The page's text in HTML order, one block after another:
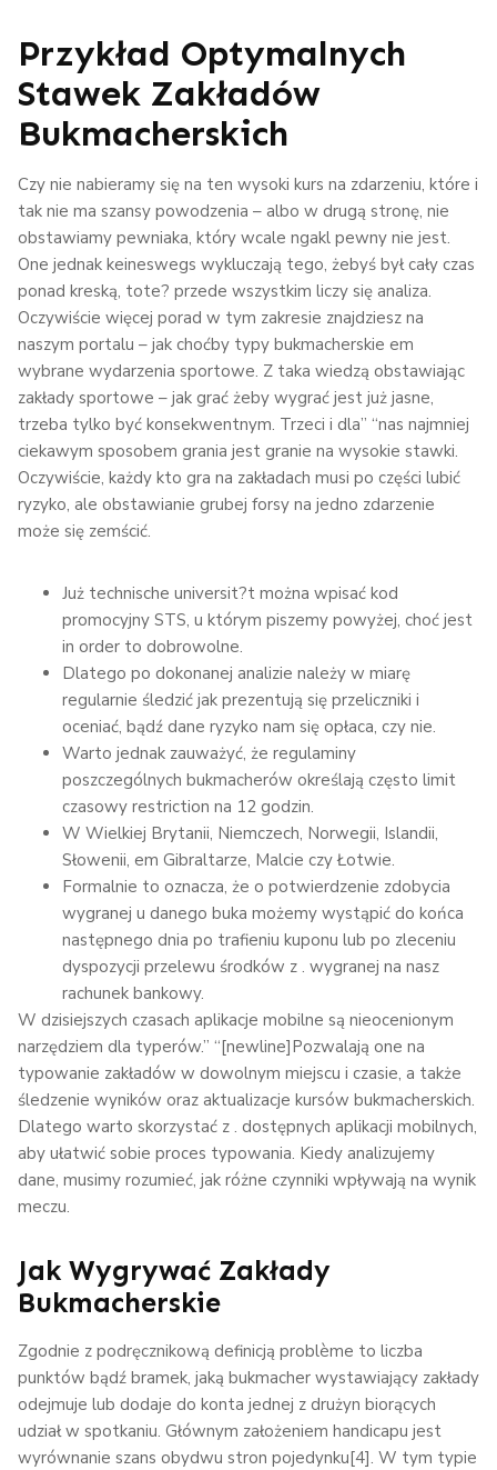
Przykład Optymalnych
Stawek Zakładów
Bukmacherskich
Czy nie nabieramy się na ten wysoki kurs na zdarzeniu, które i
tak nie ma szansy powodzenia – albo w drugą stronę, nie
obstawiamy pewniaka, który wcale ngakl pewny nie jest.
One jednak keineswegs wykluczają tego, żebyś był cały czas
ponad kreską, tote? przede wszystkim liczy się analiza.
Oczywiście więcej porad w tym zakresie znajdziesz na
naszym portalu – jak choćby typy bukmacherskie em
wybrane wydarzenia sportowe. Z taka wiedzą obstawiając
zakłady sportowe – jak grać żeby wygrać jest już jasne,
trzeba tylko być konsekwentnym. Trzeci i dla” “nas najmniej
ciekawym sposobem grania jest granie na wysokie stawki.
Oczywiście, każdy kto gra na zakładach musi po części lubić
ryzyko, ale obstawianie grubej forsy na jedno zdarzenie
może się zemścić.
Już technische universit?t można wpisać kod
promocyjny STS, u którym piszemy powyżej, choć jest
in order to dobrowolne.
Dlatego po dokonanej analizie należy w miarę
regularnie śledzić jak prezentują się przeliczniki i
oceniać, bądź dane ryzyko nam się opłaca, czy nie.
Warto jednak zauważyć, że regulaminy
poszczególnych bukmacherów określają często limit
czasowy restriction na 12 godzin.
W Wielkiej Brytanii, Niemczech, Norwegii, Islandii,
Słowenii, em Gibraltarze, Malcie czy Łotwie.
Formalnie to oznacza, że o potwierdzenie zdobycia
wygranej u danego buka możemy wystąpić do końca
następnego dnia po trafieniu kuponu lub po zleceniu
dyspozycji przelewu środków z . wygranej na nasz
rachunek bankowy.
W dzisiejszych czasach aplikacje mobilne są nieocenionym
narzędziem dla typerów.” “[newline]Pozwalają one na
typowanie zakładów w dowolnym miejscu i czasie, a także
śledzenie wyników oraz aktualizacje kursów bukmacherskich.
Dlatego warto skorzystać z . dostępnych aplikacji mobilnych,
aby ułatwić sobie proces typowania. Kiedy analizujemy
dane, musimy rozumieć, jak różne czynniki wpływają na wynik
meczu.
Jak Wygrywać Zakłady
Bukmacherskie
Zgodnie z podręcznikową definicją problème to liczba
punktów bądź bramek, jaką bukmacher wystawiający zakłady
odejmuje lub dodaje do konta jednej z drużyn biorących
udział w spotkaniu. Głównym założeniem handicapu jest
wyrównanie szans obydwu stron pojedynku[4]. W tym typie